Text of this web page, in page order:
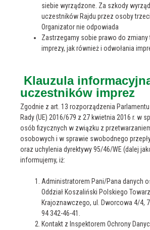
2026"
XX Choinkowy
Rajd Pieszy
12.12.2026
siebie wyrządzone. Za szkody
uczestników Rajdu przez osoby
Organizator nie odpowiada
Zastrzegamy sobie prawo do
imprezy, jak również i odwołania
Klauzula
uczestników imprez
Zgodnie z art. 13 rozporządzenia
Rady (UE) 2016/679 z 27 kwietnia 2016 r. w
osób fizycznych w związku z
osobowych i w sprawie swobodnego
oraz uchylenia dyrektywy 95/46/WE (dalej jako
informujemy, iż:
Administratorem Pani/Pana danych
Oddział Koszaliński Polskiego
Krajoznawczego, ul. Dworcowa 4/4,
94 342-46-41.
Kontakt z Inspektorem Ochrony